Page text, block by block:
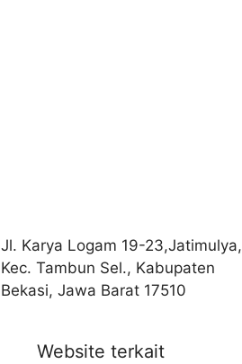
Jl. Karya Logam 19-23,Jatimulya,
Kec. Tambun Sel., Kabupaten
Bekasi, Jawa Barat 17510
Website terkait